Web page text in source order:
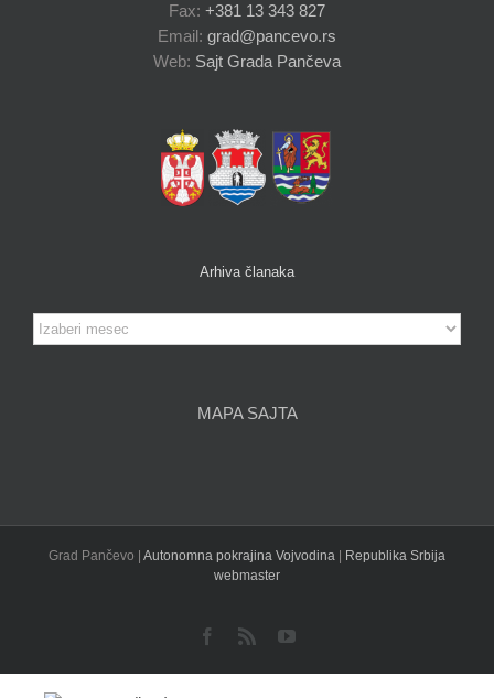
Fax: +381 13 343 827
Email: grad@pancevo.rs
Web: Sajt Grada Pančeva
Arhiva članaka
Arhiva
članaka
MAPA SAJTA
Grad Pančevo | Autonomna pokrajina Vojvodina
Republika Srbija
webmaster
Facebook
Rss YouTube